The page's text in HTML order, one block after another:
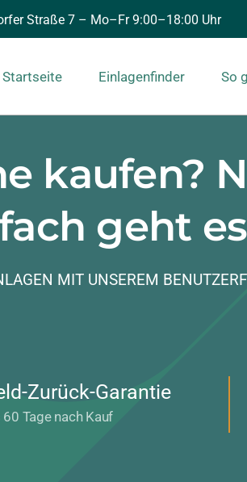
Straße 7 – Mo–Fr 9:00–18:00 Uhr
Startseite Einlagenfinder So
kaufen?
geht
MIT UNSEREM
Zurück-Garantie
60 Tage nach Kauf